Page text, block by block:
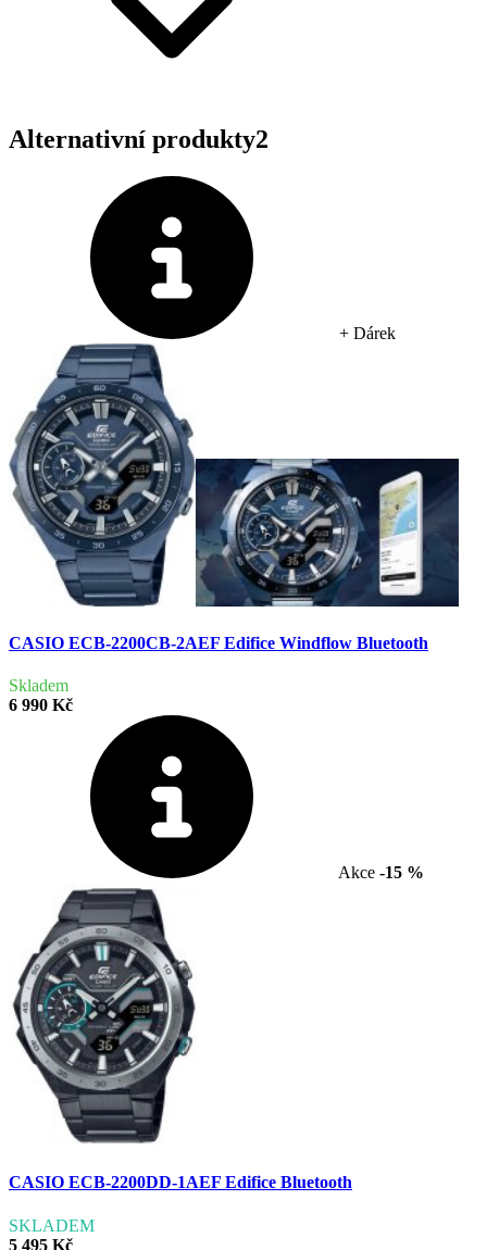
Alternativní produkty2
+ Dárek
CASIO ECB-2200CB-2AEF Edifice Windflow Bluetooth
Skladem
6 990 Kč
Akce -15 %
CASIO ECB-2200DD-1AEF Edifice Bluetooth
SKLADEM
5 495 Kč